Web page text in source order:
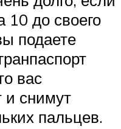
10 до своего
подаете
вас
и снимут
пальцев.